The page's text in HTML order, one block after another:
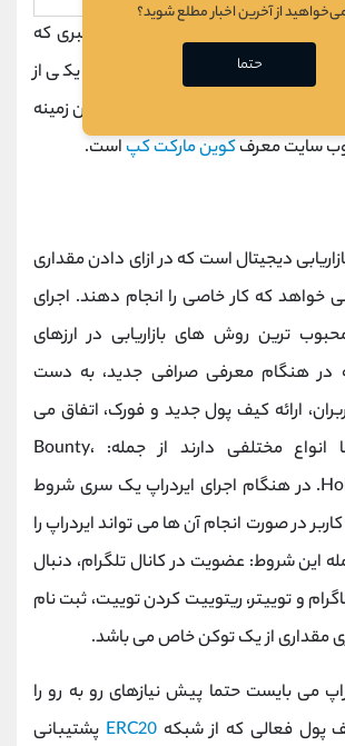
ها می توانید از سایت های معتبری که
شما معرفی میکند استفاده کنید. یکی از
وب سایت هایی که می تواند در این زمینه
سایت معرفکوین مارکت کپ است.
دیجیتال است که در ازای دادن مقداری
می خواهد که کار خاصی را انجام دهند. اجرای
ترین روش های بازاریابی در ارزهای
در هنگام معرفی صرافی جدید، به دست
ارائه کیف پول جدید و فورک، اتفاق می
افتد. ایردراپ ها انواع مختلفی دارند از جمله: Bounty،
Standard و Holder. در هنگام اجرای ایردراپ یک سری شروط
در صورت انجام آن ها می تواند ایردراپ را
این شروط: عضویت در کانال تلگرام، دنبال
و توییتر، ریتوییت کردن توییت، ثبت نام
مقداری از یک توکن خاص می باشد.
می بایست حتما پیش نیازهای رو به رو را
پول فعالی که از شبکهERC20 پشتیبانی
می‌خواهید از آخرین اخبار مطلع شوید؟
حتما